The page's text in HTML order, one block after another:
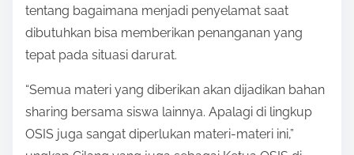
tentang bagaimana menjadi penyelamat saat
dibutuhkan bisa memberikan penanganan yang
tepat pada situasi darurat.
“Semua materi yang diberikan akan dijadikan bahan
sharing bersama siswa lainnya. Apalagi di lingkup
OSIS juga sangat diperlukan materi-materi ini,”